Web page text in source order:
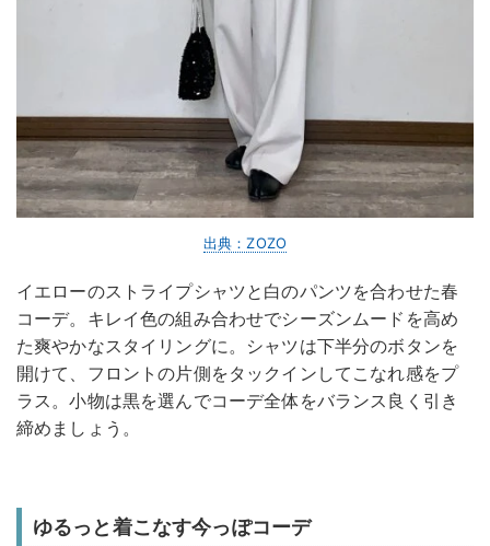
出典：ZOZO
イエローのストライプシャツと白のパンツを合わせた春
コーデ。キレイ色の組み合わせでシーズンムードを高め
た爽やかなスタイリングに。シャツは下半分のボタンを
開けて、フロントの片側をタックインしてこなれ感をプ
ラス。小物は黒を選んでコーデ全体をバランス良く引き
締めましょう。
ゆるっと着こなす今っぽコーデ